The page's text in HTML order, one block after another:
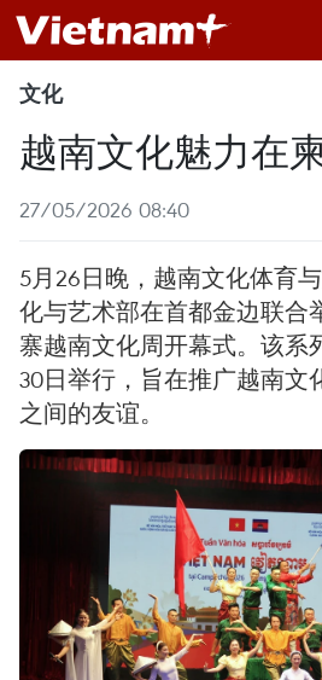
文化
越南文化魅力在
27/05/2026 08:40
5月26日晚，越南文化体育
化与艺术部在首都金边联合
寨越南文化周开幕式。该系
30日举行，旨在推广越南文
之间的友谊。